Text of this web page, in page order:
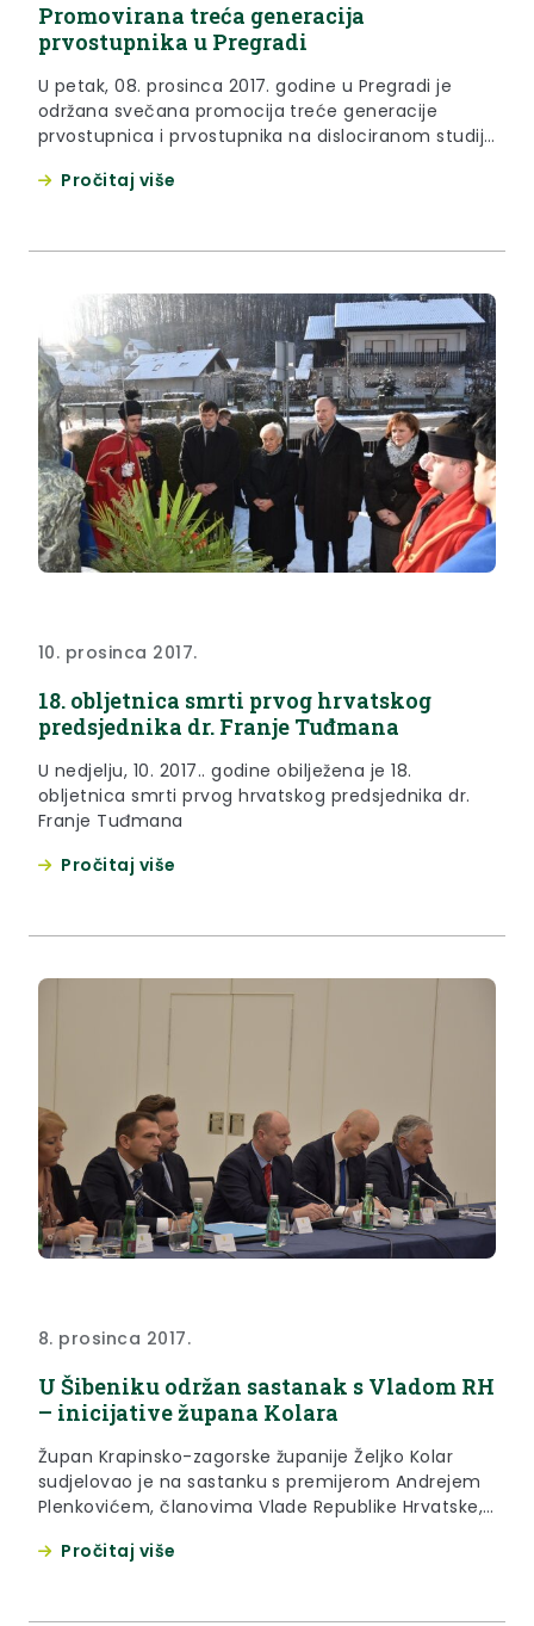
Promovirana treća generacija
prvostupnika u Pregradi
U petak, 08. prosinca 2017. godine u Pregradi je
održana svečana promocija treće generacije
prvostupnica i prvostupnika na dislociranom studiju
Pročitaj više
10. prosinca 2017.
18. obljetnica smrti prvog hrvatskog
predsjednika dr. Franje Tuđmana
U nedjelju, 10. 2017.. godine obilježena je 18.
obljetnica smrti prvog hrvatskog predsjednika dr.
Franje Tuđmana
Pročitaj više
8. prosinca 2017.
U Šibeniku održan sastanak s Vladom RH
– inicijative župana Kolara
Župan Krapinsko-zagorske županije Željko Kolar
sudjelovao je na sastanku s premijerom Andrejem
Plenkovićem, članovima Vlade Republike Hrvatske,
gradova i Udruge općina u Republici Hrvatskoj te
Pročitaj više